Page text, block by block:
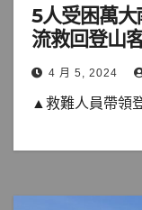
5人受困萬
流救回登山
4 月 5, 2024
▲救難人員帶領